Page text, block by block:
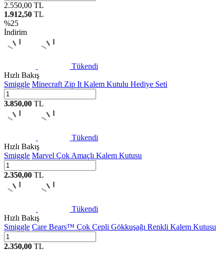
2.550,00 TL
1.912,50 TL
%25
İndirim
Tükendi
Hızlı Bakış
Smiggle Minecraft Zip It Kalem Kutulu Hediye Seti
3.850,00 TL
Tükendi
Hızlı Bakış
Smiggle Marvel Çok Amaçlı Kalem Kutusu
2.350,00 TL
Tükendi
Hızlı Bakış
Smiggle Care Bears™ Çok Cepli Gökkuşağı Renkli Kalem Kutusu
2.350,00 TL